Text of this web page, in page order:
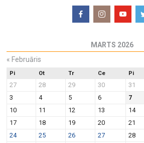
MARTS 2026
« Februāris
Pi Ot Tr Ce Pi
27 28 29 30 31
3
4 5 6 7
10
11 12 13 14
17
18 19 20 21
24
25 26 27 28